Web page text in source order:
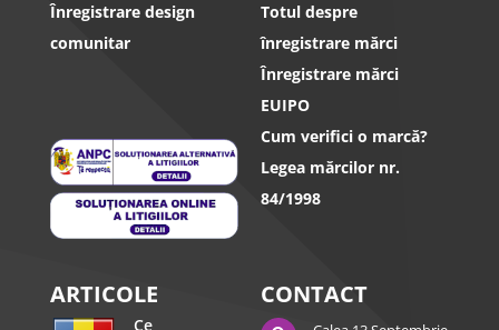
Înregistrare design
comunitar
Totul despre
înregistrare mărci
Înregistrare mărci
EUIPO
Cum verifici o marcă?
Legea mărcilor nr.
84/1998
ARTICOLE
Ce
CONTACT